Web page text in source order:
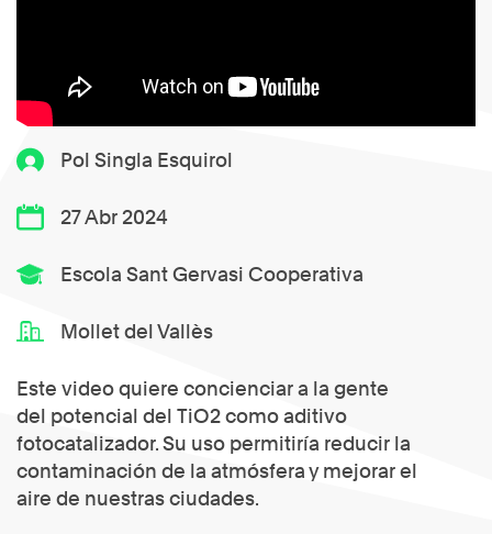
Pol Singla Esquirol
27 Abr 2024
Escola Sant Gervasi Cooperativa
Mollet del Vallès
Este video quiere concienciar a la gente
del potencial del TiO2 como aditivo
fotocatalizador. Su uso permitiría reducir la
contaminación de la atmósfera y mejorar el
aire de nuestras ciudades.